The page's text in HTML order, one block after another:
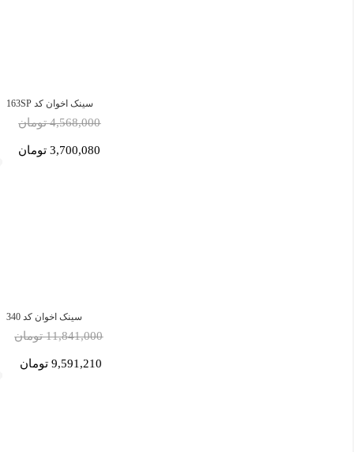
سینک اخوان کد 163SP
4,568,000 تومان
3,700,080 تومان
سینک اخوان کد 340
11,841,000 تومان
9,591,210 تومان